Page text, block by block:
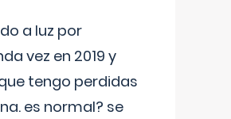
a luz por
vez en 2019 y
tengo perdidas
es normal? se